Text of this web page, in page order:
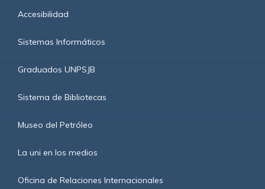
Accesibilidad
Sistemas Informáticos
Graduados UNPSJB
Sistema de Bibliotecas
Museo del Petróleo
La uni en los medios
Oficina de Relaciones Internacionales